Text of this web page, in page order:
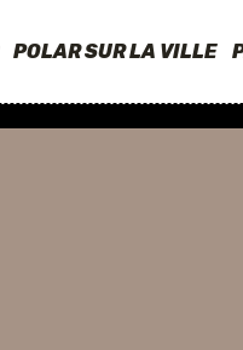
POLAR SUR LA VILLE